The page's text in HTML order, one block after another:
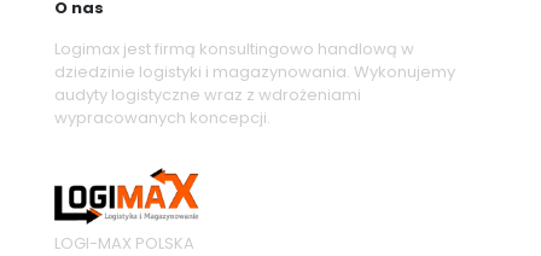
O nas
Logimax jest firmą konsultingowo handlową w
dziedzinie logistyki i magazynowania. Wykonujemy
audyty logistyczne wraz z wdrożeniami
wypracowanych koncepcji.
LOGI-MAX POLSKA